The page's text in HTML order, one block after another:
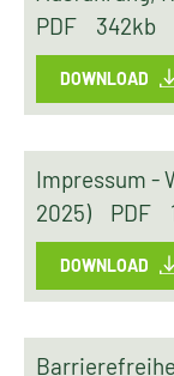
PDF
342kb
DOWNLOAD
Impressum -
2025) PDF
DOWNLOAD